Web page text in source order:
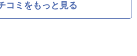
コミをもっと見る